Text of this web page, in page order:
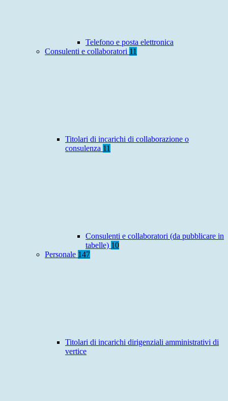
Telefono e posta elettronica
Consulenti e collaboratori 11
Titolari di incarichi di collaborazione o
consulenza 11
Consulenti e collaboratori (da pubblicare in
tabelle) 10
Personale 147
Titolari di incarichi dirigenziali amministrativi di
vertice